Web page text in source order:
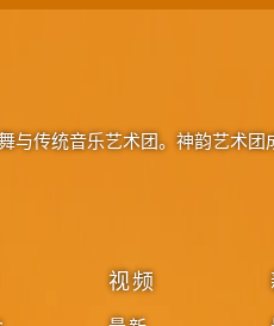
与传统音乐艺术团。神韵艺术
视频